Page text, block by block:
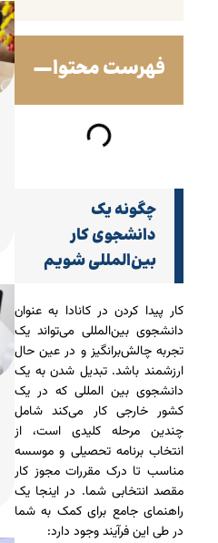
فهرست محتوا
چگونه یک
دانشجوی کار
بین‌المللی شویم
کار پیدا کردن در کانادا به عنوان
دانشجوی بین‌المللی می‌تواند یک
تجربه چالش‌برانگیز و در عین حال
ارزشمند باشد. تبدیل شدن به یک
دانشجوی بین المللی که در یک
کشور خارجی کار می‌کند شامل
چندین مرحله کلیدی است، از
انتخاب برنامه تحصیلی و موسسه
مناسب تا درک مقررات مجوز کار
مقصد انتخابی شما. در اینجا یک
راهنمای جامع برای کمک به شما
در طی این فرآیند وجود دارد: